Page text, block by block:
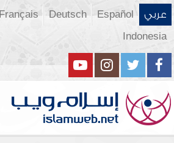
عربي Español
Deutsch
Français
Indonesia